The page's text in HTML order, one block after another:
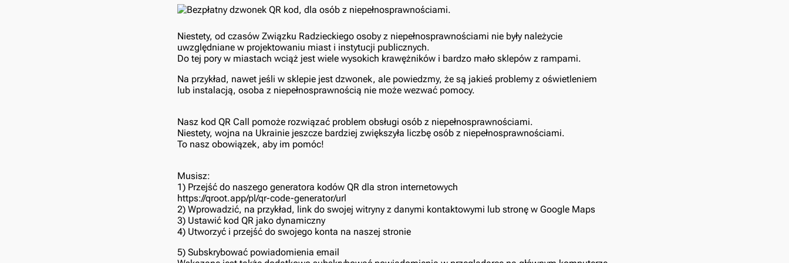
Niestety, od czasów Związku Radzieckiego osoby z niepełnosprawnościami nie były należycie
uwzględniane w projektowaniu miast i instytucji publicznych.
Do tej pory w miastach wciąż jest wiele wysokich krawężników i bardzo mało sklepów z rampami.
Na przykład, nawet jeśli w sklepie jest dzwonek, ale powiedzmy, że są jakieś problemy z oświetleniem
lub instalacją, osoba z niepełnosprawnością nie może wezwać pomocy.
Nasz kod QR Call pomoże rozwiązać problem obsługi osób z niepełnosprawnościami.
Niestety, wojna na Ukrainie jeszcze bardziej zwiększyła liczbę osób z niepełnosprawnościami.
To nasz obowiązek, aby im pomóc!
Musisz:
1) Przejść do naszego generatora kodów QR dla stron internetowych
https://qroot.app/pl/qr-code-generator/url
2) Wprowadzić, na przykład, link do swojej witryny z danymi kontaktowymi lub stronę w Google Maps
3) Ustawić kod QR jako dynamiczny
4) Utworzyć i przejść do swojego konta na naszej stronie
5) Subskrybować powiadomienia email